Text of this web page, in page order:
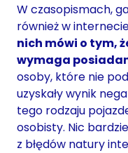
W czasopismach,
również w
nich mówi o tym,
wymaga
osoby, które nie
uzyskały wynik
tego rodzaju
osobisty. Nic
z błędów natury